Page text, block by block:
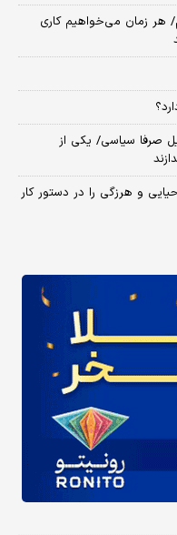
هر زمان می‌خواهیم کاری
صرفا سیاسی/ یکی از
و هرزگی را در دستور کار